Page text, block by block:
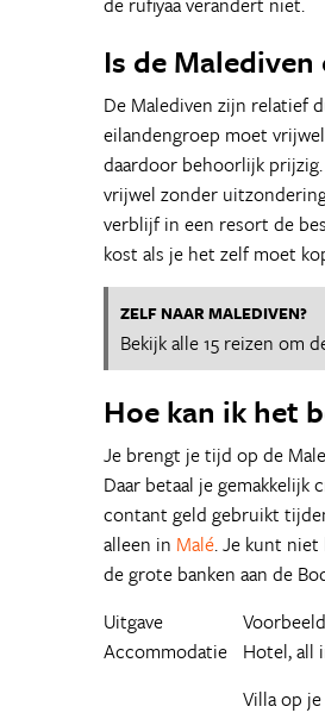
Is de
De Malediven zijn relatief
eilandengroep moet
daardoor behoorlijk
vrijwel zonder
verblijf in een resort de
kost als je het zelf moet
ZELF NAAR MALEDIVEN?
Bekijk alle 15 reizen om
Hoe kan ik het
Je brengt je tijd op de
Daar betaal je gemakkelijk
contant geld gebruikt
alleen in Malé. Je kunt
de grote banken aan de
Uitgave
Voorbeeld
Accommodatie Hotel, all
Villa op